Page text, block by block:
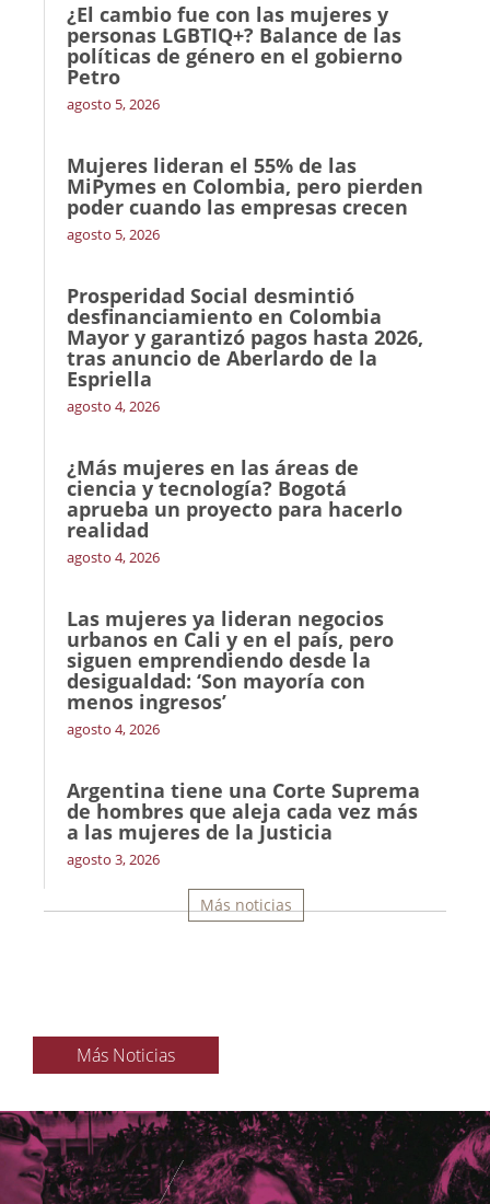
¿El cambio fue con las mujeres y
personas LGBTIQ+? Balance de las
políticas de género en el gobierno
Petro
agosto 5, 2026
Mujeres lideran el 55% de las
MiPymes en Colombia, pero pierden
poder cuando las empresas crecen
agosto 5, 2026
Prosperidad Social desmintió
desfinanciamiento en Colombia
Mayor y garantizó pagos hasta 2026,
tras anuncio de Aberlardo de la
Espriella
agosto 4, 2026
¿Más mujeres en las áreas de
ciencia y tecnología? Bogotá
aprueba un proyecto para hacerlo
realidad
agosto 4, 2026
Las mujeres ya lideran negocios
urbanos en Cali y en el país, pero
siguen emprendiendo desde la
desigualdad: ‘Son mayoría con
menos ingresos’
agosto 4, 2026
Argentina tiene una Corte Suprema
de hombres que aleja cada vez más
a las mujeres de la Justicia
agosto 3, 2026
Más noticias
Más Noticias